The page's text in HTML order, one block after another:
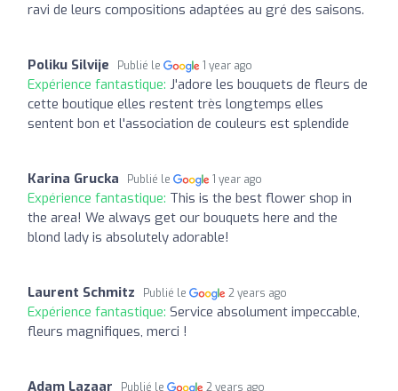
ravi de leurs compositions adaptées au gré des saisons.
Poliku Silvije Publié le 1 year ago
Expérience fantastique: J'adore les bouquets de fleurs de
cette boutique elles restent très longtemps elles
sentent bon et l'association de couleurs est splendide
Karina Grucka Publié le 1 year ago
Expérience fantastique: This is the best flower shop in
the area! We always get our bouquets here and the
blond lady is absolutely adorable!
Laurent Schmitz Publié le 2 years ago
Expérience fantastique: Service absolument impeccable,
fleurs magnifiques, merci !
Adam Lazaar Publié le 2 years ago